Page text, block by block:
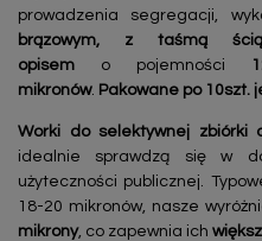
prowadzenia segregacji,
brązowym, z taśmą
opisem o pojemności
mikronów. Pakowane po 10szt.
Worki do selektywnej zbiórki
idealnie sprawdzą się w
użyteczności publicznej.
18-20 mikronów, nasze
mikrony, co zapewnia ich